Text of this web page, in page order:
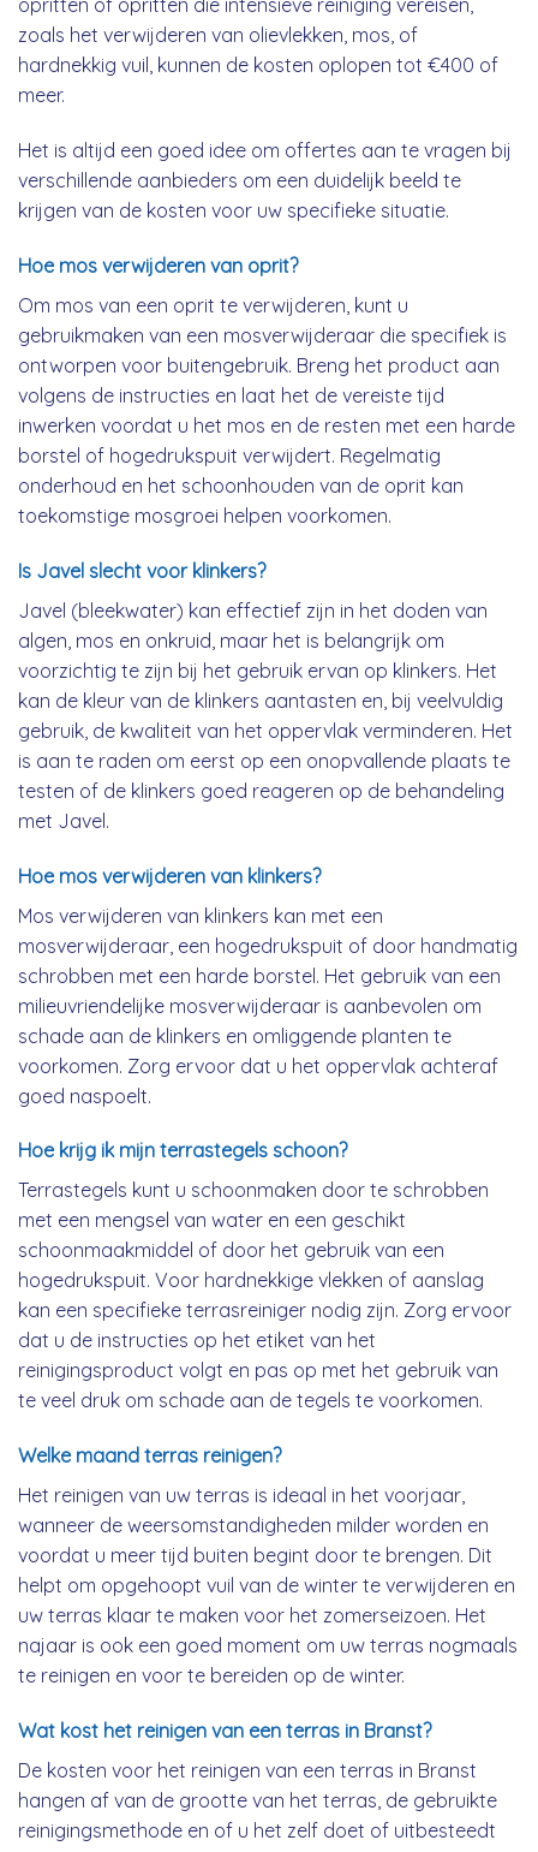
opritten of opritten die intensieve reiniging vereisen,
zoals het verwijderen van olievlekken, mos, of
hardnekkig vuil, kunnen de kosten oplopen tot €400 of
meer.
Het is altijd een goed idee om offertes aan te vragen bij
verschillende aanbieders om een duidelijk beeld te
krijgen van de kosten voor uw specifieke situatie.
Hoe mos verwijderen van oprit?
Om mos van een oprit te verwijderen, kunt u
gebruikmaken van een mosverwijderaar die specifiek is
ontworpen voor buitengebruik. Breng het product aan
volgens de instructies en laat het de vereiste tijd
inwerken voordat u het mos en de resten met een harde
borstel of hogedrukspuit verwijdert. Regelmatig
onderhoud en het schoonhouden van de oprit kan
toekomstige mosgroei helpen voorkomen.
Is Javel slecht voor klinkers?
Javel (bleekwater) kan effectief zijn in het doden van
algen, mos en onkruid, maar het is belangrijk om
voorzichtig te zijn bij het gebruik ervan op klinkers. Het
kan de kleur van de klinkers aantasten en, bij veelvuldig
gebruik, de kwaliteit van het oppervlak verminderen. Het
is aan te raden om eerst op een onopvallende plaats te
testen of de klinkers goed reageren op de behandeling
met Javel.
Hoe mos verwijderen van klinkers?
Mos verwijderen van klinkers kan met een
mosverwijderaar, een hogedrukspuit of door handmatig
schrobben met een harde borstel. Het gebruik van een
milieuvriendelijke mosverwijderaar is aanbevolen om
schade aan de klinkers en omliggende planten te
voorkomen. Zorg ervoor dat u het oppervlak achteraf
goed naspoelt.
Hoe krijg ik mijn terrastegels schoon?
Terrastegels kunt u schoonmaken door te schrobben
met een mengsel van water en een geschikt
schoonmaakmiddel of door het gebruik van een
hogedrukspuit. Voor hardnekkige vlekken of aanslag
kan een specifieke terrasreiniger nodig zijn. Zorg ervoor
dat u de instructies op het etiket van het
reinigingsproduct volgt en pas op met het gebruik van
te veel druk om schade aan de tegels te voorkomen.
Welke maand terras reinigen?
Het reinigen van uw terras is ideaal in het voorjaar,
wanneer de weersomstandigheden milder worden en
voordat u meer tijd buiten begint door te brengen. Dit
helpt om opgehoopt vuil van de winter te verwijderen en
uw terras klaar te maken voor het zomerseizoen. Het
najaar is ook een goed moment om uw terras nogmaals
te reinigen en voor te bereiden op de winter.
Wat kost het reinigen van een terras in Branst?
De kosten voor het reinigen van een terras in Branst
hangen af van de grootte van het terras, de gebruikte
reinigingsmethode en of u het zelf doet of uitbesteedt